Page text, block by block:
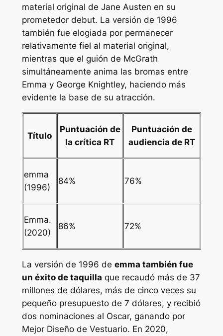
material original de Jane Austen en su
prometedor debut. La versión de 1996
también fue elogiada por permanecer
relativamente fiel al material original,
mientras que el guión de McGrath
simultáneamente anima las bromas entre
Emma y George Knightley, haciendo más
evidente la base de su atracción.
Título
Puntuación de
la crítica RT
Puntuación de
audiencia de RT
emma
(1996)
84% 76%
Emma.
(2020)
86% 72%
La versión de 1996 de emma también fue
un éxito de taquilla que recaudó más de 37
millones de dólares, más de cinco veces su
pequeño presupuesto de 7 dólares, y recibió
dos nominaciones al Oscar, ganando por
Mejor Diseño de Vestuario. En 2020,